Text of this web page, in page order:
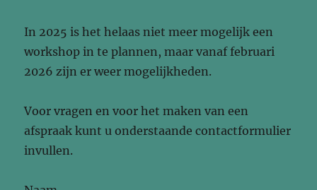
In 2025 is het helaas niet meer mogelijk een
workshop in te plannen, maar vanaf februari
2026 zijn er weer mogelijkheden.
Voor vragen en voor het maken van een
afspraak kunt u onderstaande contactformulier
invullen.